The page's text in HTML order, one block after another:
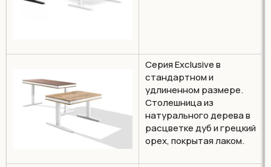
Серия Exclusive в
стандартном и
удлиненном размере.
Столешница из
натурального дерева в
расцветке дуб и грецкий
орех, покрытая лаком.